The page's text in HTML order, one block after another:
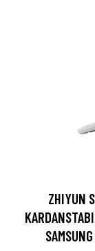
ZHIYUN